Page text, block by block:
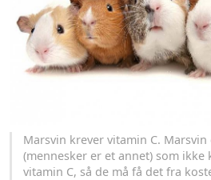
Marsvin krever vitamin C.
(mennesker er et annet) som
vitamin C, så de må få det fra